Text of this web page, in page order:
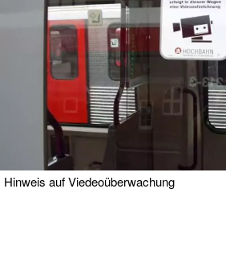
Hinweis auf Viedeoüberwachung